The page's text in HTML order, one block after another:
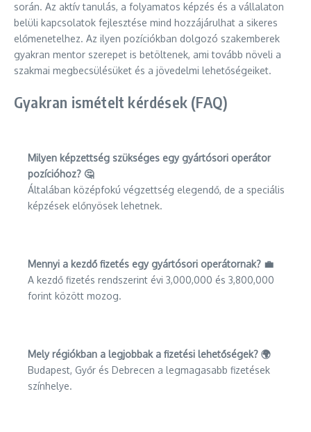
során. Az aktív tanulás, a folyamatos képzés és a vállalaton
belüli kapcsolatok fejlesztése mind hozzájárulhat a sikeres
előmenetelhez. Az ilyen pozíciókban dolgozó szakemberek
gyakran mentor szerepet is betöltenek, ami tovább növeli a
szakmai megbecsülésüket és a jövedelmi lehetőségeiket.
Gyakran ismételt kérdések (FAQ)
Milyen képzettség szükséges egy gyártósori operátor
pozícióhoz? 🤔
Általában középfokú végzettség elegendő, de a speciális
képzések előnyösek lehetnek.
Mennyi a kezdő fizetés egy gyártósori operátornak? 💼
A kezdő fizetés rendszerint évi 3,000,000 és 3,800,000
forint között mozog.
Mely régiókban a legjobbak a fizetési lehetőségek? 🌍
Budapest, Győr és Debrecen a legmagasabb fizetések
színhelye.